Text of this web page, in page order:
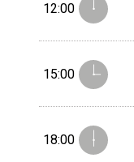
12:00
15:00
18:00